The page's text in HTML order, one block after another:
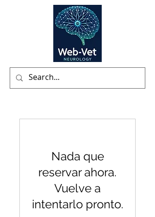
Nada que
reservar ahora.
Vuelve a
intentarlo pronto.